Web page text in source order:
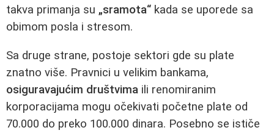
takva primanja su „sramota“ kada se uporede sa
obimom posla i stresom.
Sa druge strane, postoje sektori gde su plate
znatno više. Pravnici u velikim bankama,
osiguravajućim društvima ili renomiranim
korporacijama mogu očekivati početne plate od
70.000 do preko 100.000 dinara. Posebno se ističe